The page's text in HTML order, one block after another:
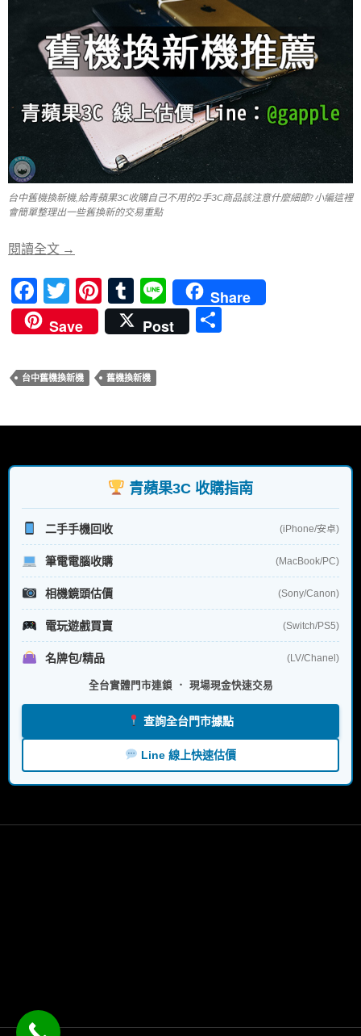
台中舊機換新機,給青蘋果3C收購自己不用的2手3C商品該注意什麼細節? 小編這裡
會簡單整理出一些舊換新的交易重點
閱讀全文 台中舊機換新機-舊3C可能換購成您想要的商品-青蘋
→
F
ac
e
b
o
o
T
w
itt
er
Pi
nt
er
es
t
T
u
m
bl
r
Li
n
e
Share
Save
Post
台中舊機換新機 舊機換新機
青蘋果3C 收購指南
二手手機回收 (iPhone/安卓)
筆電電腦收購 (MacBook/PC)
相機鏡頭估價 (Sony/Canon)
電玩遊戲買賣 (Switch/PS5)
名牌包/精品 (LV/Chanel)
全台實體門市連鎖 ． 現場現金快速交易
查詢全台門市據點
Line 線上快速估價